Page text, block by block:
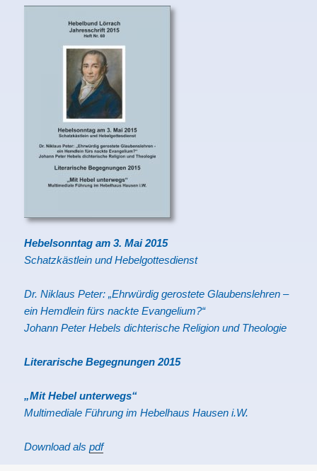
Hebelsonntag am 3. Mai 2015
Schatzkästlein und Hebelgottesdienst
Dr. Niklaus Peter: „Ehrwürdig gerostete Glaubenslehren –
ein Hemdlein fürs nackte Evangelium?“
Johann Peter Hebels dichterische Religion und Theologie
Literarische Begegnungen 2015
„Mit Hebel unterwegs“
Multimediale Führung im Hebelhaus Hausen i.W.
Download alspdf